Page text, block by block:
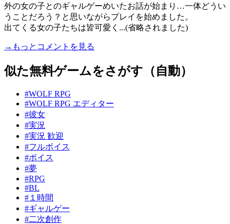
外の女の子とのギャルゲーめいたお話が始まり…一体どうい
うことだろう？と思いながらプレイを始めました。
出てくる女の子たちは皆可愛く...(省略されました)
→もっとコメントを見る
似た無料ゲームをさがす（自動）
#WOLF RPG
#WOLF RPG エディター
#彼女
#実況
#実況 歓迎
#フルボイス
#ボイス
#夢
#RPG
#BL
#１時間
#ギャルゲー
#二次創作